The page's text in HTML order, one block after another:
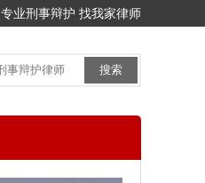
专业刑事辩护 找我家律师
搜索